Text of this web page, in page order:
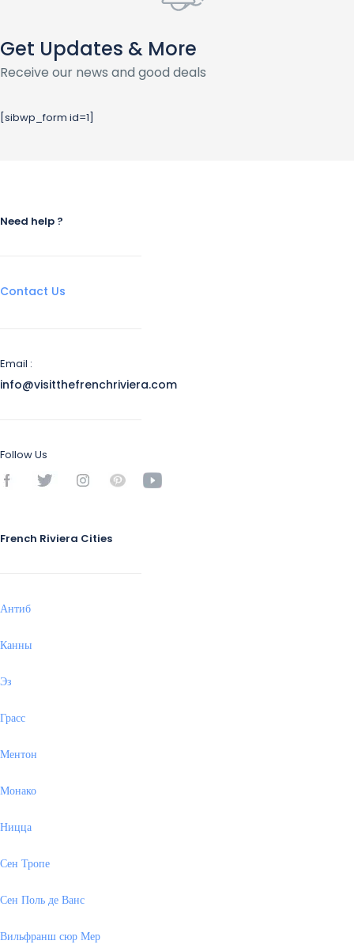
Get Updates & More
Receive our news and good deals
[sibwp_form id=1]
Need help ?
Contact Us
Email :
info@visitthefrenchriviera.com
Follow Us
French Riviera Cities
Антиб
Канны
Эз
Грасс
Ментон
Монако
Ницца
Сен Тропе
Сен Поль де Ванс
Вильфранш сюр Мер